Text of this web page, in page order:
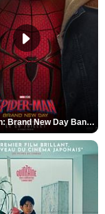
Spider-Man: Brand New Day Bande-annonce VO STFR